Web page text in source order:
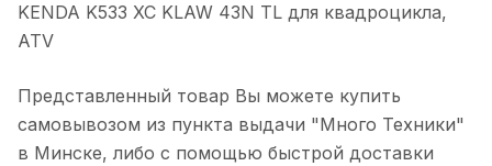
KENDA K533 XC KLAW 43N TL для квадроцикла,
ATV
Представленный товар Вы можете купить
самовывозом из пункта выдачи "Много Техники"
в Минске, либо с помощью быстрой доставки